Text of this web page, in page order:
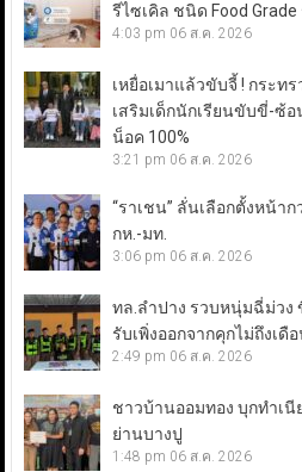
รีไซเคิล ชนิด Food
4:03 pm 06 ส.ค. 2026
เหยื่อเมาแล้วขับจี้ ! กระท
เสริมเด็กนักเรียนขับขี่-ซ้
น็อค 100%
3:21 pm 06 ส.ค. 2026
“ราเชน” ลั่นเลือกตั้งหน้า
กห.-มท.
3:06 pm 06 ส.ค. 2026
ทล.ลำปาง รวบหนุ่มฉี่ม่วง
รับเพิ่งออกจากคุกไม่ถึงเดื
2:49 pm 06 ส.ค. 2026
ชาวบ้านออมทอง บุกทำเ
ย่านบางปู
1:48 pm 06 ส.ค. 2026